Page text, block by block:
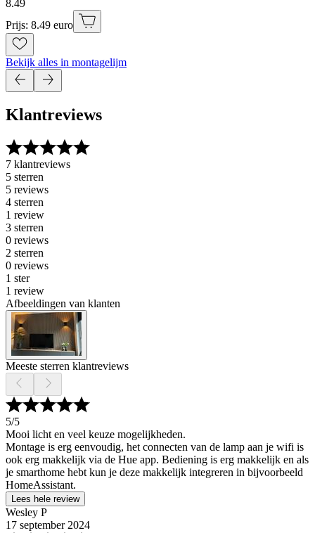
8.49
Prijs: 8.49 euro
Bekijk alles in montagelijm
Klantreviews
7 klantreviews
5 sterren
5 reviews
4 sterren
1 review
3 sterren
0 reviews
2 sterren
0 reviews
1 ster
1 review
Afbeeldingen van klanten
Meeste sterren klantreviews
5/5
Mooi licht en veel keuze mogelijkheden.
Montage is erg eenvoudig, het connecten van de lamp aan je wifi is
ook erg makkelijk via de Hue app. Bediening is erg makkelijk en als
je smarthome hebt kun je deze makkelijk integreren in bijvoorbeeld
HomeAssistant.
Lees hele review
Wesley P
17 september 2024